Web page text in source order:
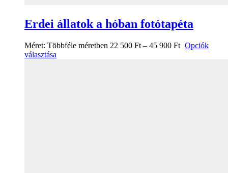
Erdei állatok a hóban fotótapéta
Méret: Többféle méretben 22 500 Ft – 45 900 Ft Opciók
választása